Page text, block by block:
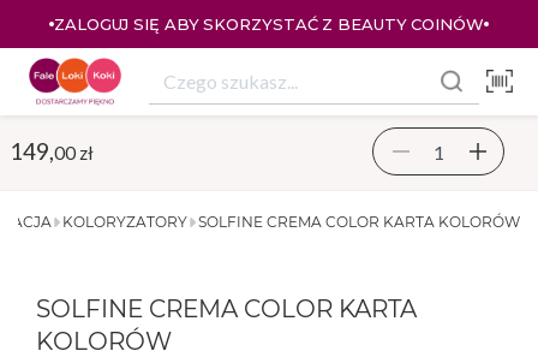
ZALOGUJ SIĘ ABY SKORZYSTAĆ Z BEAUTY COINÓW
SOLFINE CREMA COLOR KARTA KOLORÓW
KOLORYZATORY
SOLFINE CREMA COLOR KARTA
KOLORÓW
149, 00 zł